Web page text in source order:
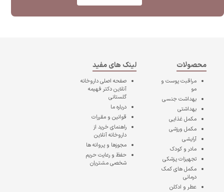
محصولات
مراقبت پوست و
مو
بهداشت جنسی
بهداشتی
مکمل غذایی
مکمل ورزشی
آرایشی
مادر و کودک
تجهیزات پزشکی
مکمل های کمک
درمانی
عطر و ادکلن
لینک های مفید
صفحه اصلیداروخانه
آنلاین دکتر فهیمه
گلستانی
درباره ما
قوانین و مقررات
راهنمای خرید از
داروخانه آنلاین
مجوزها و پروانه ها
حفظ و رعایت حریم
شخصی مشتریان